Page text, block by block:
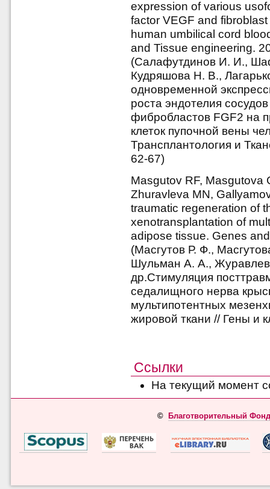
expression of various
factor VEGF and
human umbilical cord
and Tissue engineering.
(Салафутдинов И. И.,
Кудряшова Н. В.,
одновременной
роста эндотелия
фибробластов FGF2 на
клеток пупочной вены
Трансплантология и
62-67)
Masgutov RF, Masgutova
Zhuravleva MN,
traumatic regeneration of
xenotransplantation of
adipose tissue. Genes
(Масгутов Р. Ф.,
Шульман А. А.,
др.Стимуляция
седалищного нерва
мультипотентных
жировой ткани // Гены и
Ссылки
На текущий момент
© Благотворительный